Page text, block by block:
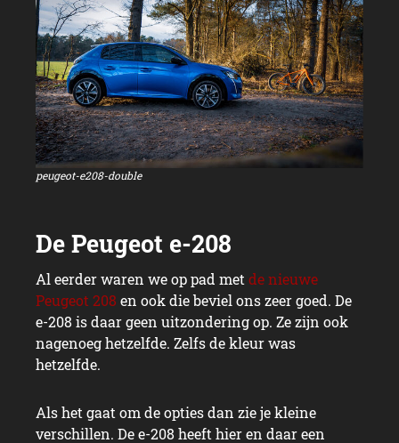
peugeot-e208-double
Al eerder waren we op pad metde nieuwe
Peugeot 208 en ook die beviel ons zeer goed. De
e-208 is daar geen uitzondering op. Ze zijn ook
nagenoeg hetzelfde. Zelfs de kleur was
hetzelfde.
Als het gaat om de opties dan zie je kleine
verschillen. De e-208 heeft hier en daar een